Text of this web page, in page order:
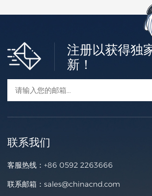
低压住宅ESS
电池让您具有更绿色的家庭生活方式。 您只
伏系统或安装带有混合逆变器的新光伏系统
注册以获得独
新！
联系我们
客服热线： +86 0592 2263666
联系邮箱： sales@chinacnd.com